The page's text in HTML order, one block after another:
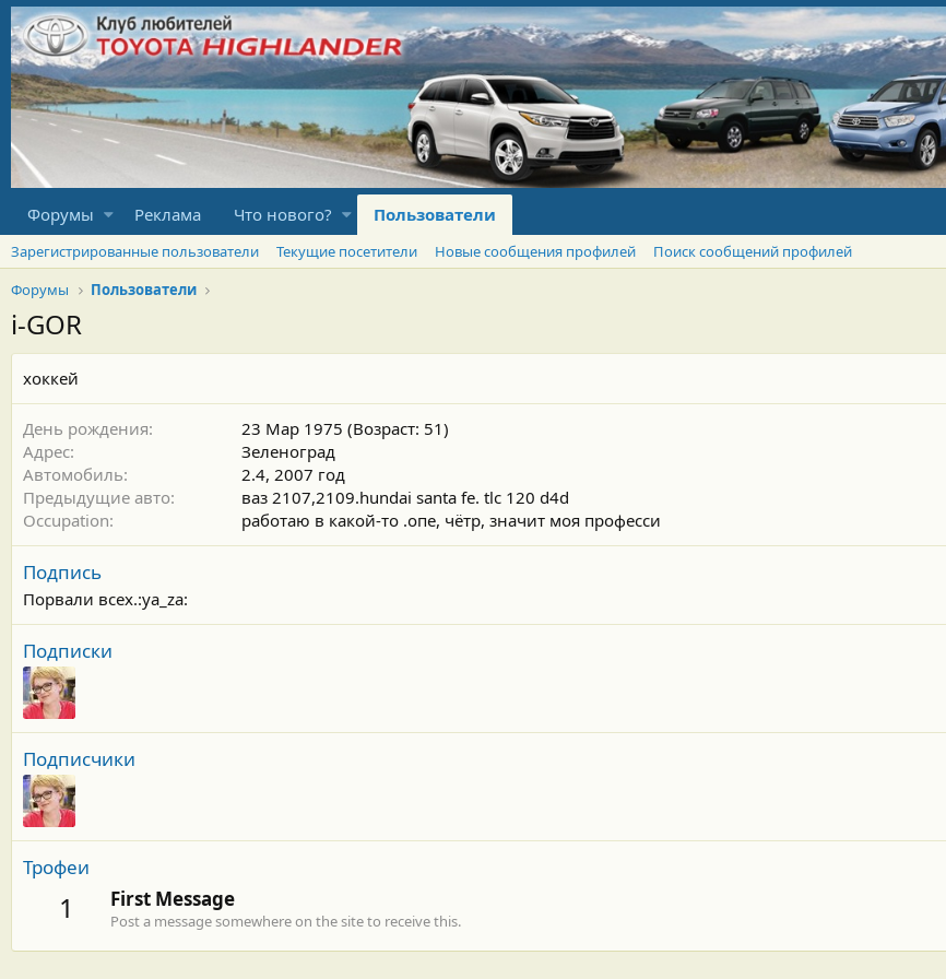
Форумы Реклама Что нового? Пользователи
Зарегистрированные пользователи Текущие посетители Новые сообщения профилей
Поиск сообщений профилей
Форумы
Пользователи
i-GOR
хоккей
День рождения
23 Мар 1975 (Возраст: 51)
Адрес
Зеленоград
Автомобиль
2.4, 2007 год
Предыдущие авто
ваз 2107,2109.hundai santa fe. tlc 120 d4d
Occupation
работаю в какой-то .опе, чётр, значит моя професси
Подпись
Порвали всех.:ya_za:
Подписки
Подписчики
Трофеи
1 First Message
Post a message somewhere on the site to receive this.